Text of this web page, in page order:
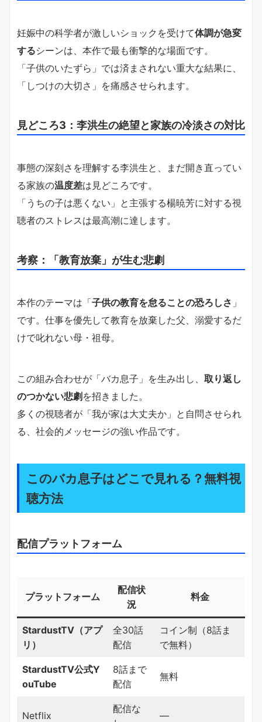
妊娠中の科学者が激しいショックを受けて体調が急変
するシーンは、本作で最も衝撃的な場面です。
「子供のいたずら」では済まされない重大な結果に、
「しつけの大切さ」を痛感させられます。
見どころ3：李洪生の絶望と家族の冷淡さの対比
事態の深刻さを理解する李洪生と、まだ開き直ってい
る家族の温度差は見どころです。
「うちの子は悪くない」と主張する楊暁芳に対する視
聴者のストレスは最高潮に達します。
考察：「教育放棄」が生む悲劇
本作のテーマは「子供の教育を怠ることの恐ろしさ 」
です。仕事を優先して教育を放棄した父、溺愛するだ
けで叱れない母・祖母。
この組み合わせが「バカ息子」を生み出し、 取り返し
のつかない悲劇を招きました。
多くの視聴者が「我が家は大丈夫か」と自問させられ
る、社会的メッセージの強い作品です。
このバカ息子はどこで見れる？無料視
聴方法
配信プラットフォーム
プラットフォーム
配信状
況
料金
StardustTV（アプ
リ）
全30話
配信
コイン制（8話ま
で無料）
StardustTV公式Y
ouTube
8話まで
配信
無料
Netflix
配信な
―